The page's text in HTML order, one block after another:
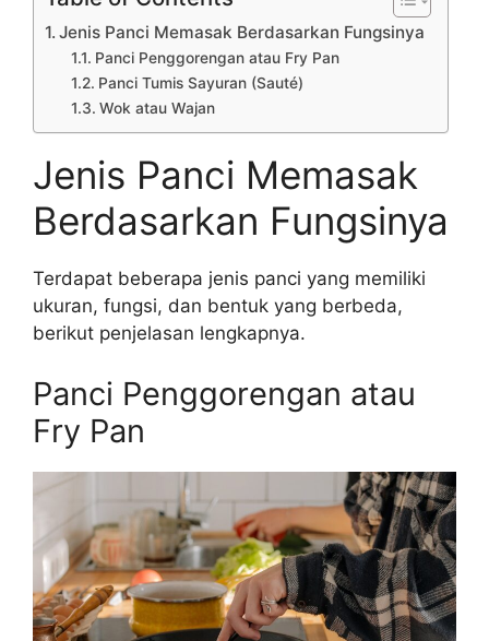
Jenis Panci Memasak Berdasarkan Fungsinya
Panci Penggorengan atau Fry Pan
Panci Tumis Sayuran (Sauté)
Wok atau Wajan
Jenis Panci Memasak
Berdasarkan Fungsinya
Terdapat beberapa jenis panci yang memiliki
ukuran, fungsi, dan bentuk yang berbeda,
berikut penjelasan lengkapnya.
Panci Penggorengan atau
Fry Pan